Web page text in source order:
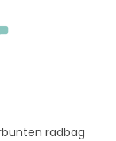
radbag